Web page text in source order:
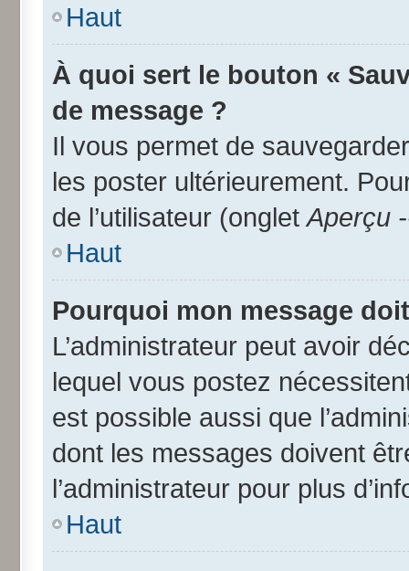
Haut
À quoi sert le bouton «
de message ?
Il vous permet de
les poster ultérieurement.
de l’utilisateur (onglet Aperçu
Haut
Pourquoi mon message
L’administrateur peut avoir
lequel vous postez
est possible aussi que
dont les messages doivent
l’administrateur pour plus
Haut